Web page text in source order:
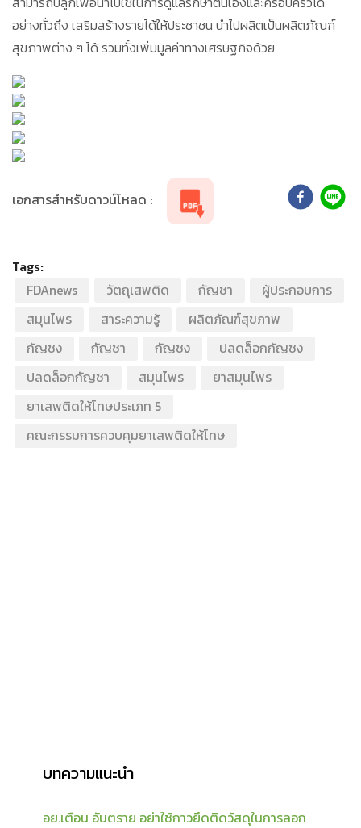
อย่างทั่วถึง เสริมสร้างรายได้ให้ประชาชน นำไปผลิตเป็นผลิตภัณฑ์
สุขภาพต่าง ๆ ได้ รวมทั้งเพิ่มมูลค่าทางเศรษฐกิจด้วย
เอกสารสำหรับดาวน์โหลด :
Tags:
FDAnews
วัตถุเสพติด กัญชา
ผู้ประกอบการ
สมุนไพร
สาระความรู้
ผลิตภัณฑ์สุขภาพ
กัญชง
กัญชา กัญชง
ปลดล็อกกัญชง
ปลดล็อกกัญชา
สมุนไพร
ยาสมุนไพร
ยาเสพติดให้โทษประเภท 5
คณะกรรมการควบคุมยาเสพติดให้โทษ
บทความแนะนำ
อย.เตือน อันตราย อย่าใช้กาวยึดติดวัสดุในการลอก